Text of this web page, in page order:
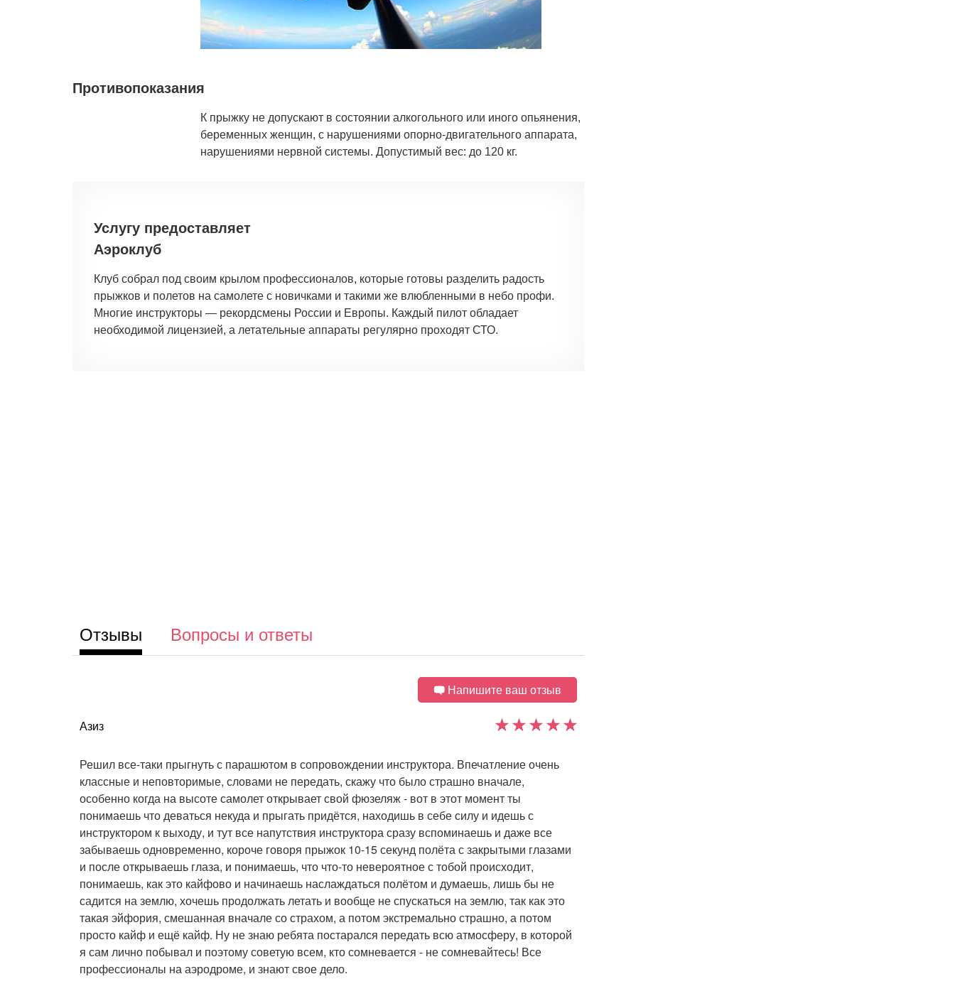
Противопоказания
К прыжку не допускают в состоянии алкогольного или иного опьянения,
беременных женщин, с нарушениями опорно-двигательного аппарата,
нарушениями нервной системы. Допустимый вес: до 120 кг.
Услугу предоставляет
Аэроклуб
Клуб собрал под своим крылом профессионалов, которые готовы разделить радость
прыжков и полетов на самолете с новичками и такими же влюбленными в небо профи.
Многие инструкторы — рекордсмены России и Европы. Каждый пилот обладает
необходимой лицензией, а летательные аппараты регулярно проходят СТО.
Отзывы Вопросы и ответы
Напишите ваш отзыв
Азиз
Решил все-таки прыгнуть с парашютом в сопровождении инструктора. Впечатление очень
классные и неповторимые, словами не передать, скажу что было страшно вначале,
особенно когда на высоте самолет открывает свой фюзеляж - вот в этот момент ты
понимаешь что деваться некуда и прыгать придётся, находишь в себе силу и идешь с
инструктором к выходу, и тут все напутствия инструктора сразу вспоминаешь и даже все
забываешь одновременно, короче говоря прыжок 10-15 секунд полёта с закрытыми глазами
и после открываешь глаза, и понимаешь, что что-то невероятное с тобой происходит,
понимаешь, как это кайфово и начинаешь наслаждаться полётом и думаешь, лишь бы не
садится на землю, хочешь продолжать летать и вообще не спускаться на землю, так как это
такая эйфория, смешанная вначале со страхом, а потом экстремально страшно, а потом
просто кайф и ещё кайф. Ну не знаю ребята постарался передать всю атмосферу, в которой
я сам лично побывал и поэтому советую всем, кто сомневается - не сомневайтесь! Все
профессионалы на аэродроме, и знают свое дело.